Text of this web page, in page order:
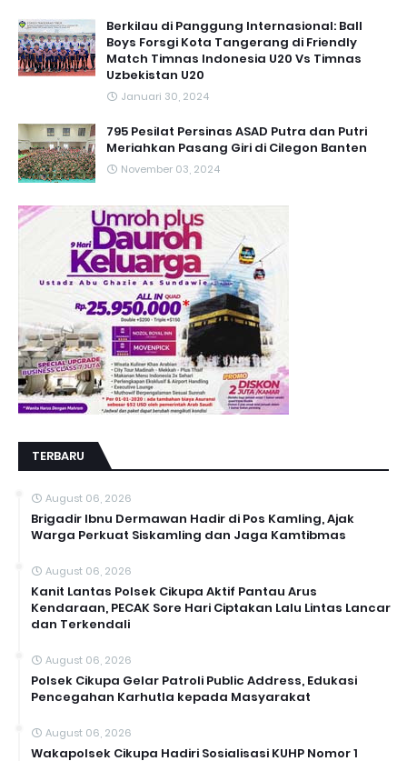
Berkilau di Panggung Internasional: Ball
Boys Forsgi Kota Tangerang di Friendly
Match Timnas Indonesia U20 Vs Timnas
Uzbekistan U20
Januari 30, 2024
795 Pesilat Persinas ASAD Putra dan Putri
Meriahkan Pasang Giri di Cilegon Banten
November 03, 2024
TERBARU
August 06, 2026
Brigadir Ibnu Dermawan Hadir di Pos Kamling, Ajak
Warga Perkuat Siskamling dan Jaga Kamtibmas
August 06, 2026
Kanit Lantas Polsek Cikupa Aktif Pantau Arus
Kendaraan, PECAK Sore Hari Ciptakan Lalu Lintas Lancar
dan Terkendali
August 06, 2026
Polsek Cikupa Gelar Patroli Public Address, Edukasi
Pencegahan Karhutla kepada Masyarakat
August 06, 2026
Wakapolsek Cikupa Hadiri Sosialisasi KUHP Nomor 1